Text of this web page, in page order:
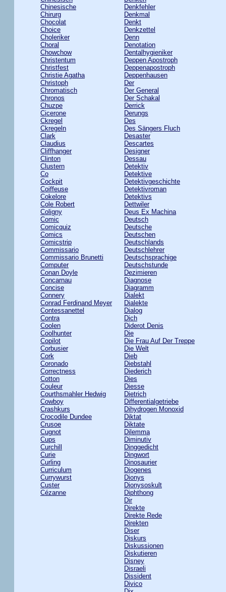
Chinesische
Chirurg
Chocolat
Choice
Choleriker
Choral
Chowchow
Christentum
Christfest
Christie Agatha
Christoph
Chromatisch
Chronos
Chuzpe
Cicerone
Ckregel
Ckregeln
Clark
Claudius
Cliffhanger
Clinton
Clustern
Co
Cockpit
Coiffeuse
Cokelore
Cole Robert
Coligny
Comic
Comicquiz
Comics
Comicstrip
Commissario
Commissario Brunetti
Computer
Conan Doyle
Concarnau
Concise
Connery
Conrad Ferdinand Meyer
Contessanettel
Contra
Coolen
Coolhunter
Copilot
Corbusier
Cork
Coronado
Correctness
Cotton
Couleur
Courthsmahler Hedwig
Cowboy
Crashkurs
Crocodile Dundee
Crusoe
Cugnot
Cups
Curchill
Curie
Curling
Curriculum
Currywurst
Custer
Cézanne
Denkfehler
Denkmal
Denkt
Denkzettel
Denn
Denotation
Dentalhygieniker
Deppen Apostroph
Deppenapostroph
Deppenhausen
Der
Der General
Der Schakal
Derrick
Derungs
Des
Des Sängers Fluch
Desaster
Descartes
Designer
Dessau
Detektiv
Detektive
Detektivgeschichte
Detektivroman
Detektivs
Dettwiler
Deus Ex Machina
Deutsch
Deutsche
Deutschen
Deutschlands
Deutschlehrer
Deutschsprachige
Deutschstunde
Dezimieren
Diagnose
Diagramm
Dialekt
Dialekte
Dialog
Dich
Diderot Denis
Die
Die Frau Auf Der Treppe
Die Welt
Dieb
Diebstahl
Diederich
Dies
Diesse
Dietrich
Differentialgetriebe
Dihydrogen Monoxid
Diktat
Diktate
Dilemma
Diminutiv
Dinggedicht
Dingwort
Dinosaurier
Diogenes
Dionys
Dionysoskult
Diphthong
Dir
Direkte
Direkte Rede
Direkten
Diser
Diskurs
Diskussionen
Diskutieren
Disney
Disraeli
Dissident
Divico